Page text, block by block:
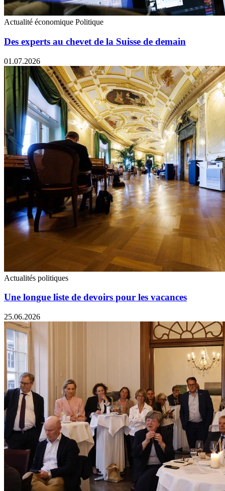
Actualité économique Politique
Des experts au chevet de la Suisse de demain
01.07.2026
Actualités politiques
Une longue liste de devoirs pour les vacances
25.06.2026